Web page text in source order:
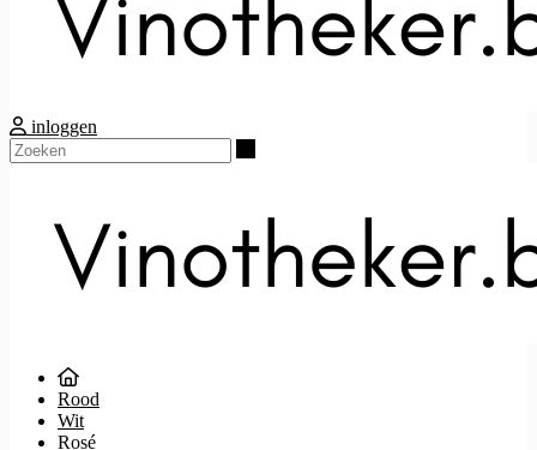
inloggen
Rood
Wit
Rosé